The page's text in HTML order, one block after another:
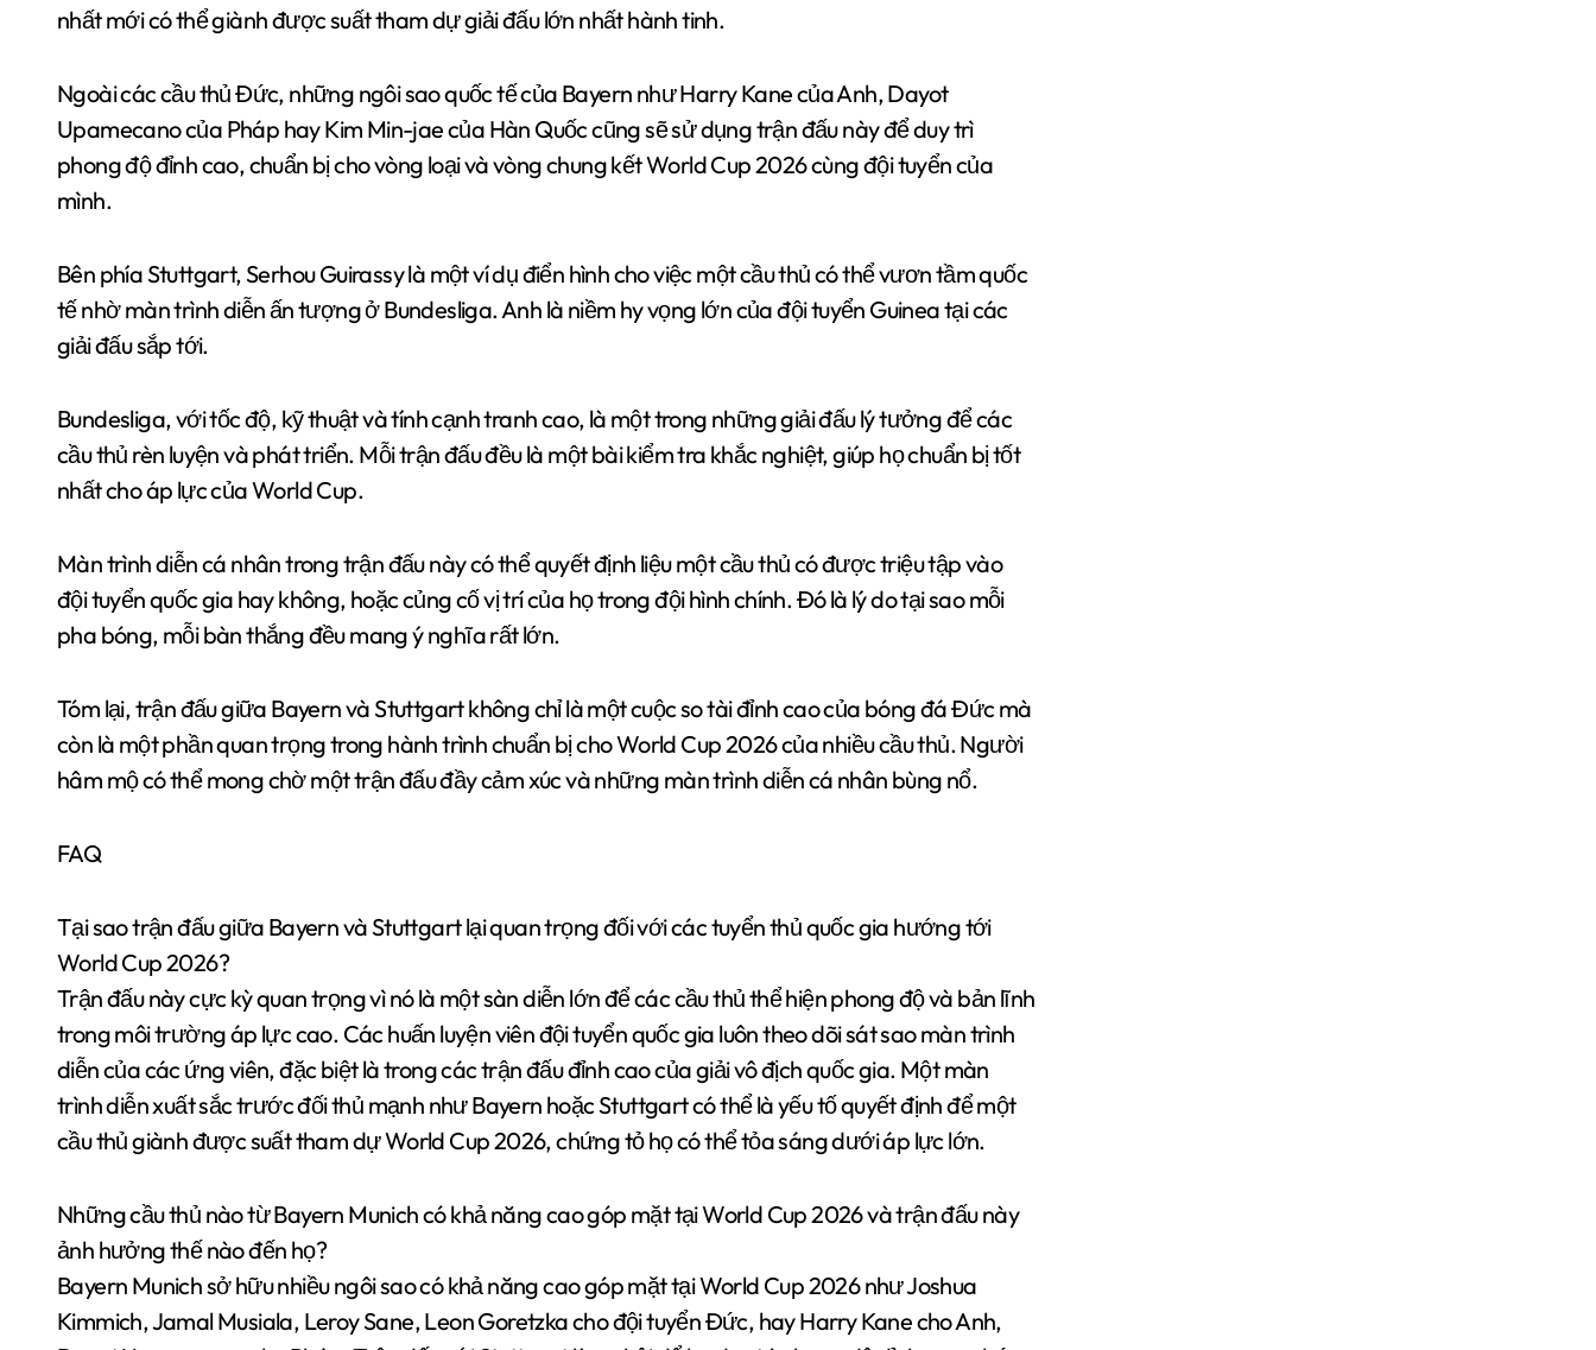
nhất mới có thể giành được suất tham dự giải đấu lớn nhất hành tinh.
Ngoài các cầu thủ Đức, những ngôi sao quốc tế của Bayern như Harry Kane của Anh, Dayot
Upamecano của Pháp hay Kim Min-jae của Hàn Quốc cũng sẽ sử dụng trận đấu này để duy trì
phong độ đỉnh cao, chuẩn bị cho vòng loại và vòng chung kết World Cup 2026 cùng đội tuyển của
mình.
Bên phía Stuttgart, Serhou Guirassy là một ví dụ điển hình cho việc một cầu thủ có thể vươn tầm quốc
tế nhờ màn trình diễn ấn tượng ở Bundesliga. Anh là niềm hy vọng lớn của đội tuyển Guinea tại các
giải đấu sắp tới.
Bundesliga, với tốc độ, kỹ thuật và tính cạnh tranh cao, là một trong những giải đấu lý tưởng để các
cầu thủ rèn luyện và phát triển. Mỗi trận đấu đều là một bài kiểm tra khắc nghiệt, giúp họ chuẩn bị tốt
nhất cho áp lực của World Cup.
Màn trình diễn cá nhân trong trận đấu này có thể quyết định liệu một cầu thủ có được triệu tập vào
đội tuyển quốc gia hay không, hoặc củng cố vị trí của họ trong đội hình chính. Đó là lý do tại sao mỗi
pha bóng, mỗi bàn thắng đều mang ý nghĩa rất lớn.
Tóm lại, trận đấu giữa Bayern và Stuttgart không chỉ là một cuộc so tài đỉnh cao của bóng đá Đức mà
còn là một phần quan trọng trong hành trình chuẩn bị cho World Cup 2026 của nhiều cầu thủ. Người
hâm mộ có thể mong chờ một trận đấu đầy cảm xúc và những màn trình diễn cá nhân bùng nổ.
FAQ
Tại sao trận đấu giữa Bayern và Stuttgart lại quan trọng đối với các tuyển thủ quốc gia hướng tới
World Cup 2026?
Trận đấu này cực kỳ quan trọng vì nó là một sàn diễn lớn để các cầu thủ thể hiện phong độ và bản lĩnh
trong môi trường áp lực cao. Các huấn luyện viên đội tuyển quốc gia luôn theo dõi sát sao màn trình
diễn của các ứng viên, đặc biệt là trong các trận đấu đỉnh cao của giải vô địch quốc gia. Một màn
trình diễn xuất sắc trước đối thủ mạnh như Bayern hoặc Stuttgart có thể là yếu tố quyết định để một
cầu thủ giành được suất tham dự World Cup 2026, chứng tỏ họ có thể tỏa sáng dưới áp lực lớn.
Những cầu thủ nào từ Bayern Munich có khả năng cao góp mặt tại World Cup 2026 và trận đấu này
ảnh hưởng thế nào đến họ?
Bayern Munich sở hữu nhiều ngôi sao có khả năng cao góp mặt tại World Cup 2026 như Joshua
Kimmich, Jamal Musiala, Leroy Sane, Leon Goretzka cho đội tuyển Đức, hay Harry Kane cho Anh,